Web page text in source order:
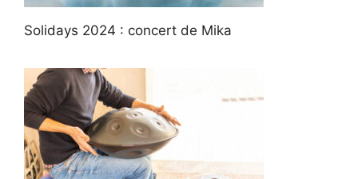
Solidays 2024 : concert de Mika